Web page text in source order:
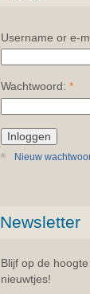
Username or e-
Wachtwoord:*
Nieuw
Newsletter
Blijf op de
nieuwtjes!